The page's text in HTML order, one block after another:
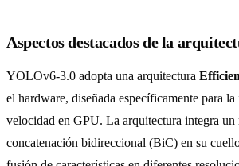
Aspectos destacados de la
YOLOv6-3.0 adopta una arquitectura
el hardware, diseñada específicamente para
velocidad en GPU. La arquitectura integra un
concatenación bidireccional (BiC) en su